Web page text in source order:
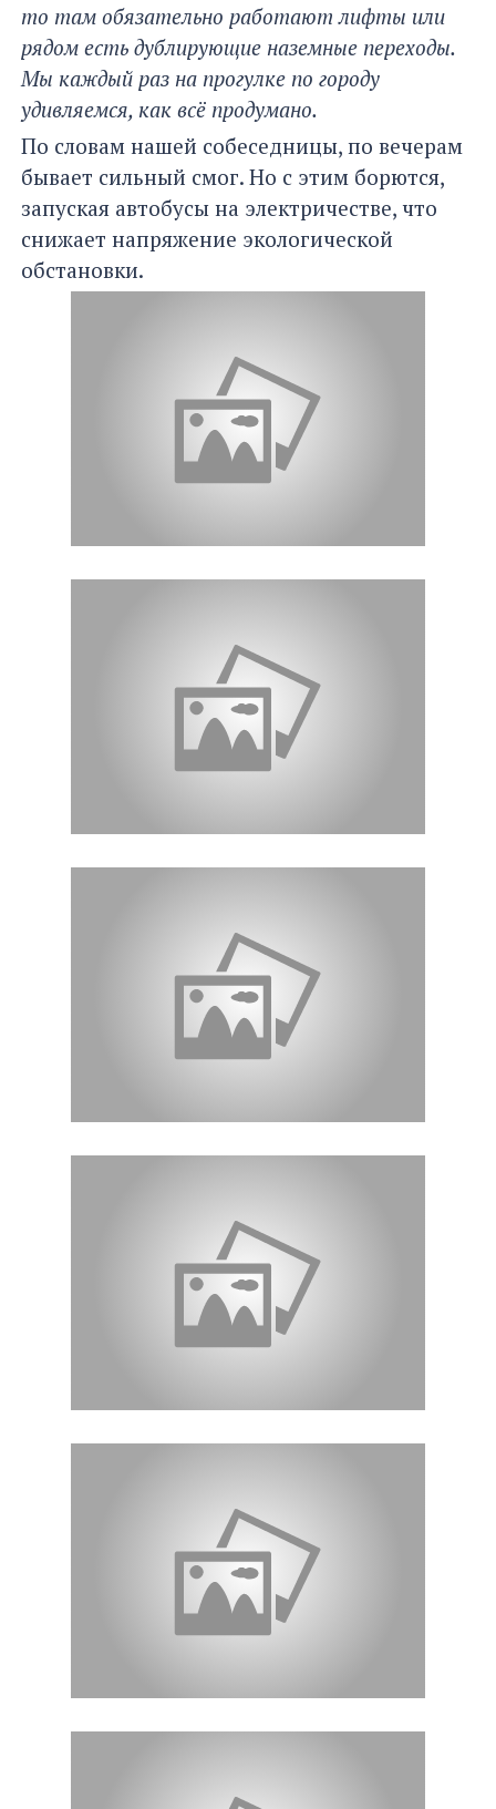
то там обязательно работают лифты или
рядом есть дублирующие наземные переходы.
Мы каждый раз на прогулке по городу
удивляемся, как всё продумано.
По словам нашей собеседницы, по вечерам
бывает сильный смог. Но с этим борются,
запуская автобусы на электричестве, что
снижает напряжение экологической
обстановки.